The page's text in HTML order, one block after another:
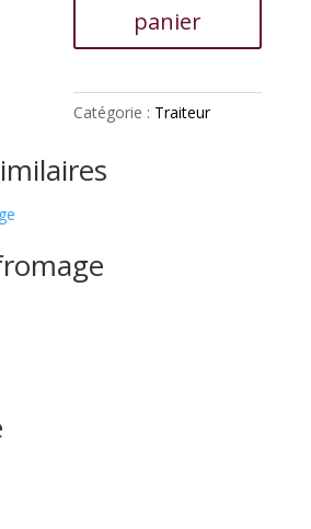
panier
Catégorie : Traiteur